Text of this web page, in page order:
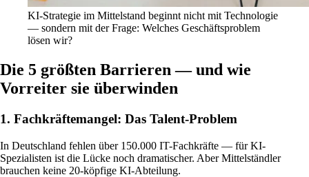
KI-Strategie im Mittelstand beginnt nicht mit Technologie
— sondern mit der Frage: Welches Geschäftsproblem
lösen wir?
Die 5 größten Barrieren — und wie
Vorreiter sie überwinden
1. Fachkräftemangel: Das Talent-Problem
In Deutschland fehlen über 150.000 IT-Fachkräfte — für KI-
Spezialisten ist die Lücke noch dramatischer. Aber Mittelständler
brauchen keine 20-köpfige KI-Abteilung.